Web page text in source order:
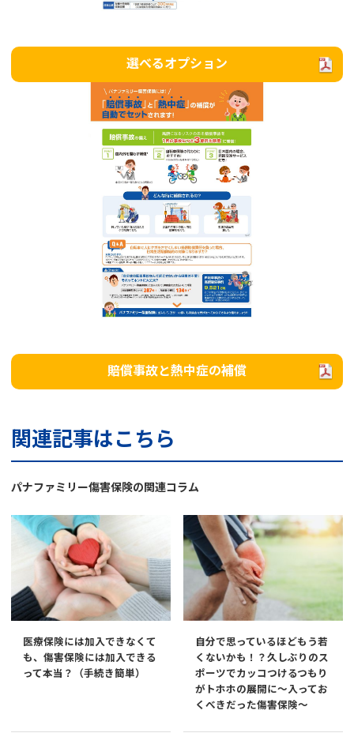
選べるオプション
賠償事故と熱中症の補償
関連記事はこちら
パナファミリー傷害保険の関連コラム
医療保険には加入できなくて
も、傷害保険には加入できる
って本当？（手続き簡単）
自分で思っているほどもう若
くないかも！？久しぶりのス
ポーツでカッコつけるつもり
がトホホの展開に～入ってお
くべきだった傷害保険～